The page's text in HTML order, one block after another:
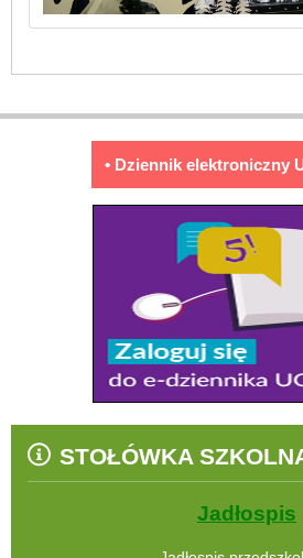
• Dziennik elektroniczny
STOŁÓWKA
Jadłospis